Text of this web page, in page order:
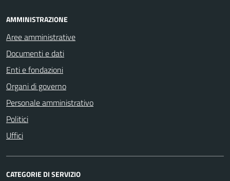
AMMINISTRAZIONE
Aree amministrative
Documenti e dati
Enti e fondazioni
Organi di governo
Personale amministrativo
Politici
Uffici
CATEGORIE DI SERVIZIO